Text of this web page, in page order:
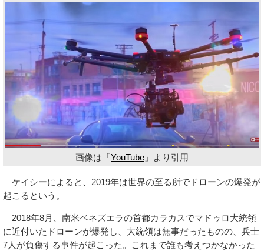
画像は「YouTube 」より引用
ケイシーによると、2019年は世界の至る所でドローンの爆発が
起こるという。
2018年8月、南米ベネズエラの首都カラカスでマドゥロ大統領
に近付いたドローンが爆発し、大統領は無事だったものの、兵士
7人が負傷する事件が起こった。これまで誰も考えつかなかった